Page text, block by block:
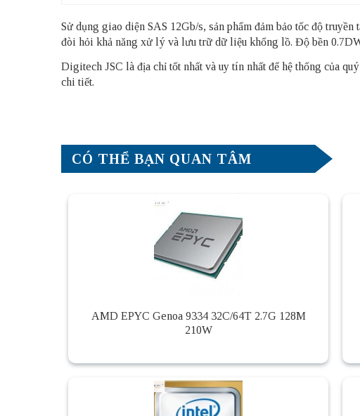
Sử dụng giao diện SAS 12Gb/s, sản phẩm đảm bảo tốc độ
đòi hỏi khả năng xử lý và lưu trữ dữ liệu khổng lồ. Độ bền
Digitech JSC là địa chỉ tốt nhất và uy tín nhất để hệ thống của
chi tiết.
CÓ THỂ BẠN QUAN TÂM
AMD EPYC Genoa 9334 32C/64T 2.7G 128M
210W